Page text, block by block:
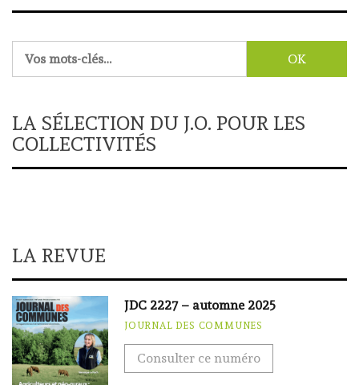
LA SÉLECTION DU J.O. POUR LES
COLLECTIVITÉS
LA REVUE
JDC 2227 – automne 2025
JOURNAL DES COMMUNES
Consulter ce numéro